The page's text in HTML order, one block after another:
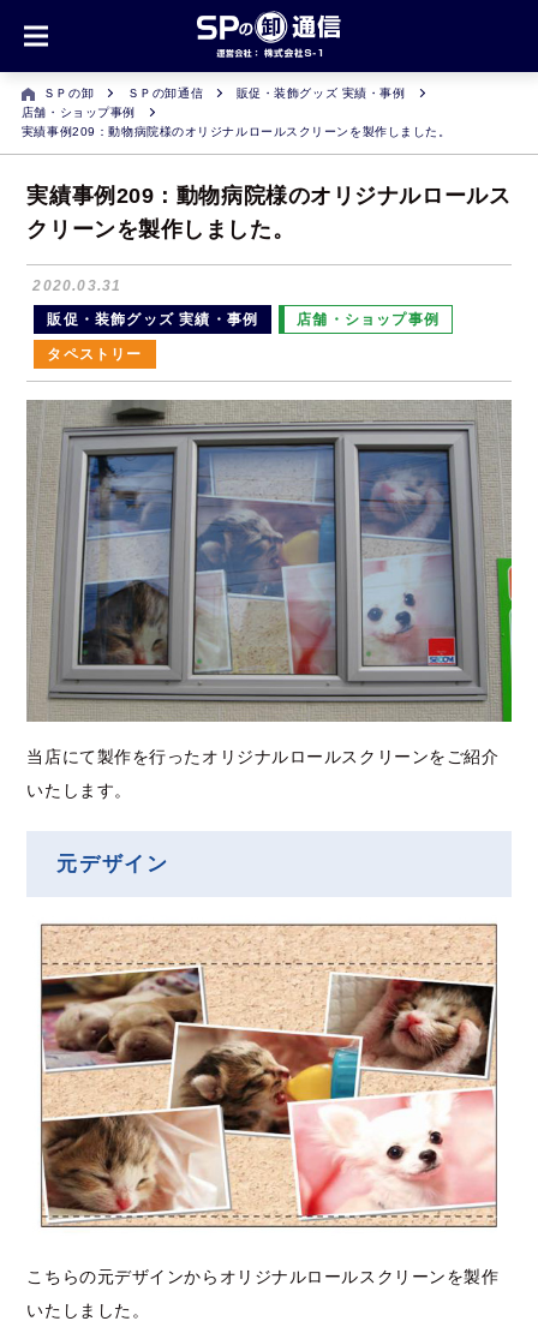
ＳＰの卸 ＳＰの卸通信
販促・装飾グッズ 実績・事例
店舗・ショップ事例
実績事例209：動物病院様のオリジナルロールスクリーンを製作しました。
実績事例209：動物病院様のオリジナルロールス
クリーンを製作しました。
2020.03.31
販促・装飾グッズ 実績・事例
店舗・ショップ事例
タペストリー
当店にて製作を行ったオリジナルロールスクリーンをご紹介
いたします。
元デザイン
こちらの元デザインからオリジナルロールスクリーンを製作
いたしました。